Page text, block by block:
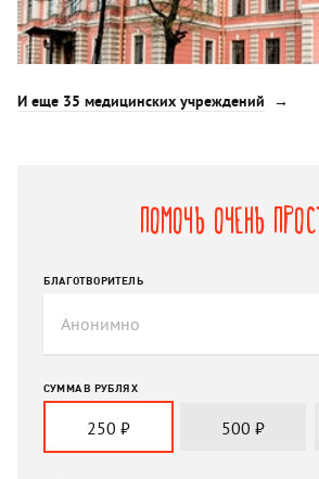
И еще 35 медицинских учреждений
Помочь очень
БЛАГОТВОРИТЕЛЬ
СУММА В РУБЛЯХ
250 ₽ 500 ₽